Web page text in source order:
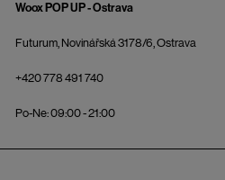
Woox POP UP - Ostrava
Futurum, Novinářská 3178/6, Ostrava
+420 778 491 740
Po-Ne: 09:00 - 21:00